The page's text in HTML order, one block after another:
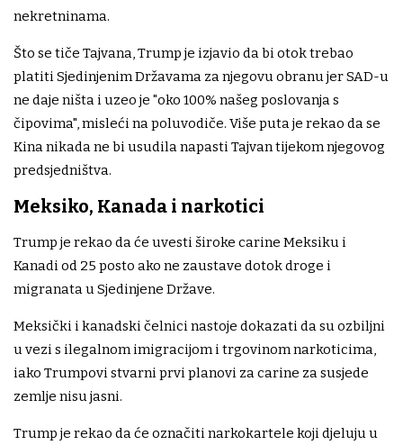
nekretninama.
Što se tiče Tajvana, Trump je izjavio da bi otok trebao
platiti Sjedinjenim Državama za njegovu obranu jer SAD-u
ne daje ništa i uzeo je "oko 100% našeg poslovanja s
čipovima", misleći na poluvodiče. Više puta je rekao da se
Kina nikada ne bi usudila napasti Tajvan tijekom njegovog
predsjedništva.
Meksiko, Kanada i narkotici
Trump je rekao da će uvesti široke carine Meksiku i
Kanadi od 25 posto ako ne zaustave dotok droge i
migranata u Sjedinjene Države.
Meksički i kanadski čelnici nastoje dokazati da su ozbiljni
u vezi s ilegalnom imigracijom i trgovinom narkoticima,
iako Trumpovi stvarni prvi planovi za carine za susjede
zemlje nisu jasni.
Trump je rekao da će označiti narkokartele koji djeluju u